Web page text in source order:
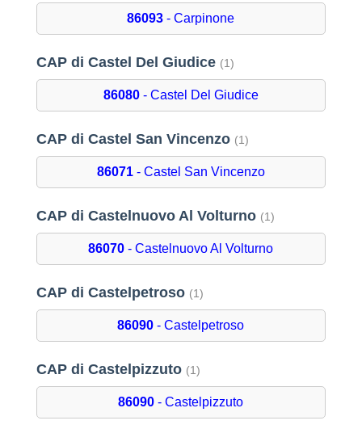
86093 - Carpinone
CAP di Castel Del Giudice (1)
86080- Castel Del Giudice
CAP di Castel San Vincenzo (1)
86071- Castel San Vincenzo
CAP di Castelnuovo Al Volturno (1)
86070 - Castelnuovo Al Volturno
CAP di Castelpetroso (1)
86090 - Castelpetroso
CAP di Castelpizzuto (1)
86090 - Castelpizzuto